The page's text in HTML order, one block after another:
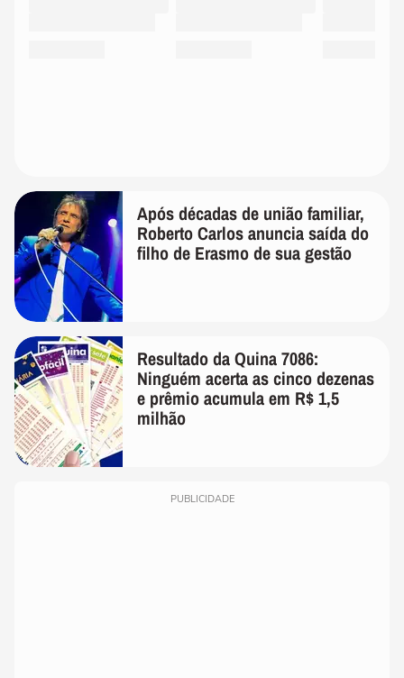
Após décadas de união familiar,
Roberto Carlos anuncia saída do
filho de Erasmo de sua gestão
Resultado da Quina 7086:
Ninguém acerta as cinco dezenas
e prêmio acumula em R$ 1,5
milhão
PUBLICIDADE